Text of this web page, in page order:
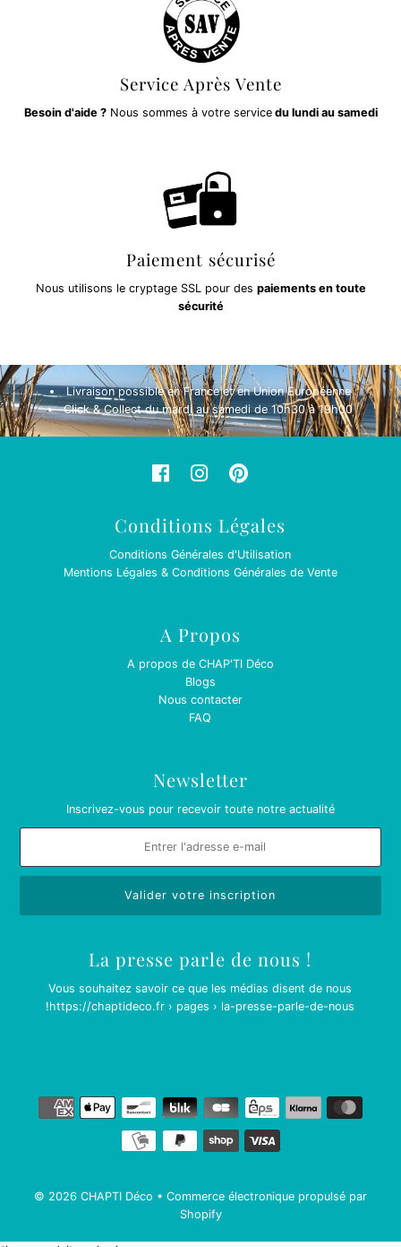
Service Après Vente
Besoin d'aide ?Nous sommes à votre servicedu lundi au samedi
Paiement sécurisé
Nous utilisons le cryptage SSL pour des paiements en toute
sécurité
Livraison possible en France et en Union Européenne
Click & Collect du mardi au samedi de 10h30 à 19h00
Conditions Légales
Conditions Générales d'Utilisation
Mentions Légales & Conditions Générales de Vente
A Propos
A propos de CHAP'TI Déco
Blogs
Nous contacter
FAQ
Newsletter
Inscrivez-vous pour recevoir toute notre actualité
La presse parle de nous !
Vous souhaitez savoir ce que les médias disent de nous
!https://chaptideco.fr › pages › la-presse-parle-de-nous
© 2026 CHAPTI Déco • Commerce électronique propulsé par
Shopify